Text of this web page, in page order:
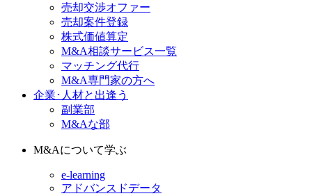
売却交渉オファー
売却案件登録
株式価値算定
M&A相談サービス一覧
マッチング代行
M&A専門家の方へ
企業･人材と出逢う
副業部
M&Aな部
M&Aについて学ぶ
e-learning
アドバンスドデータ